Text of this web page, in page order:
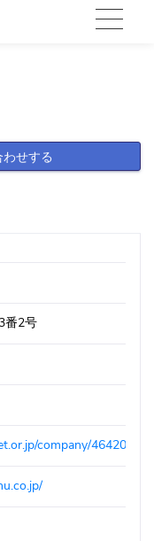
せする
番2号
company/46420/